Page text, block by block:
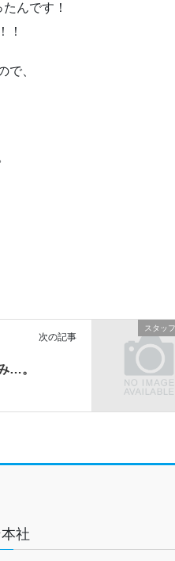
んです！
！
で、
スタッ
次の記事
…。
社